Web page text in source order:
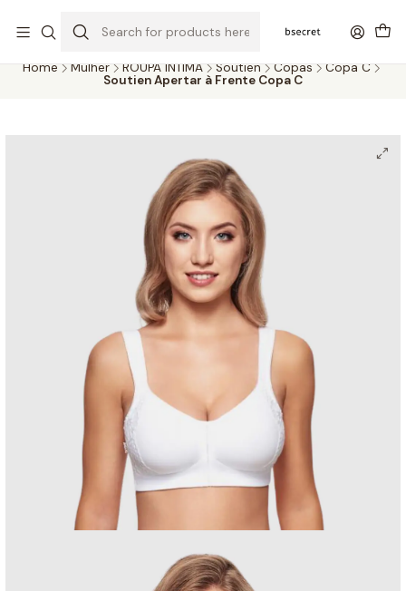
A 5 DIAS
Home Mulher ROUPA ÍNTIMA Soutien Copas
Copa C
Soutien Apertar à Frente Copa C